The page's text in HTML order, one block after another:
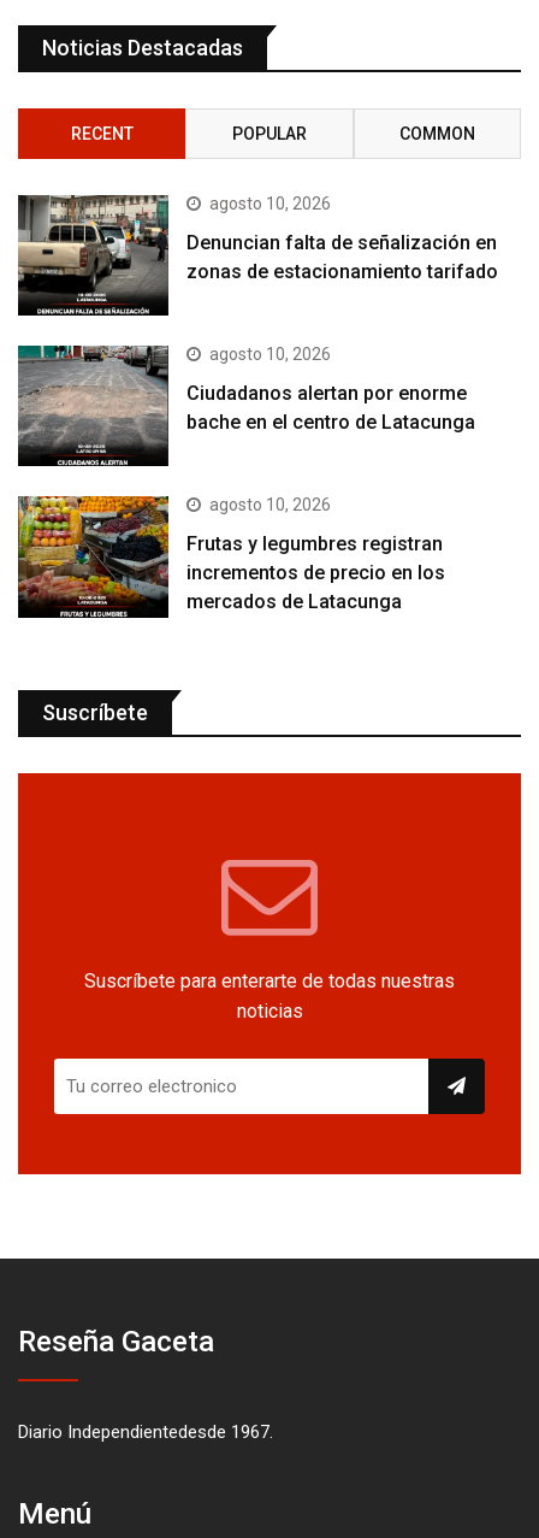
Noticias Destacadas
RECENT POPULAR COMMON
agosto 10, 2026
Denuncian falta de señalización en
zonas de estacionamiento tarifado
agosto 10, 2026
Ciudadanos alertan por enorme
bache en el centro de Latacunga
agosto 10, 2026
Frutas y legumbres registran
incrementos de precio en los
mercados de Latacunga
Suscríbete
Suscríbete para enterarte de todas nuestras
noticias
Reseña Gaceta
Diario Independientedesde 1967.
Menú